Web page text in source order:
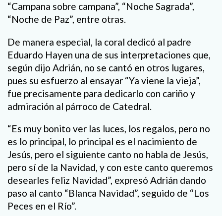
“Campana sobre campana”, “Noche Sagrada”,
“Noche de Paz”, entre otras.
De manera especial, la coral dedicó al padre
Eduardo Hayen una de sus interpretaciones que,
según dijo Adrián, no se cantó en otros lugares,
pues su esfuerzo al ensayar “Ya viene la vieja”,
fue precisamente para dedicarlo con cariño y
admiración al párroco de Catedral.
“Es muy bonito ver las luces, los regalos, pero no
es lo principal, lo principal es el nacimiento de
Jesús, pero el siguiente canto no habla de Jesús,
pero sí de la Navidad, y con este canto queremos
desearles feliz Navidad”, expresó Adrián dando
paso al canto “Blanca Navidad”, seguido de “Los
Peces en el Río”.